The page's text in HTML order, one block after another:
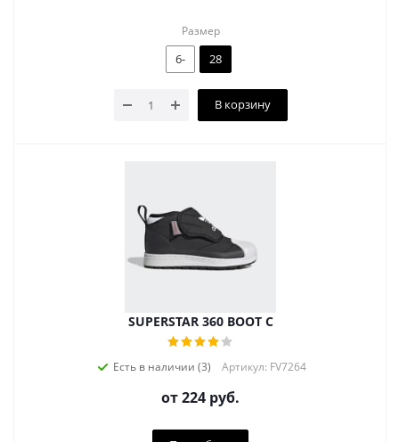
Размер
6- 28
В корзину
SUPERSTAR 360 BOOT C
Есть в наличии (3) Артикул: FV7264
от224 руб.